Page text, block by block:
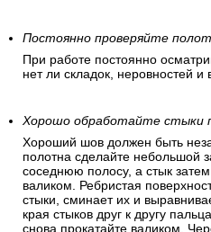
Постоянно проверяйте
При работе постоянно
нет ли складок, неровностей
Хорошо обработайте стыки
Хороший шов должен быть
полотна сделайте небольшой
соседнюю полосу, а стык
валиком. Ребристая
стыки, сминает их и
края стыков друг к другу
снова прокатайте валиком.